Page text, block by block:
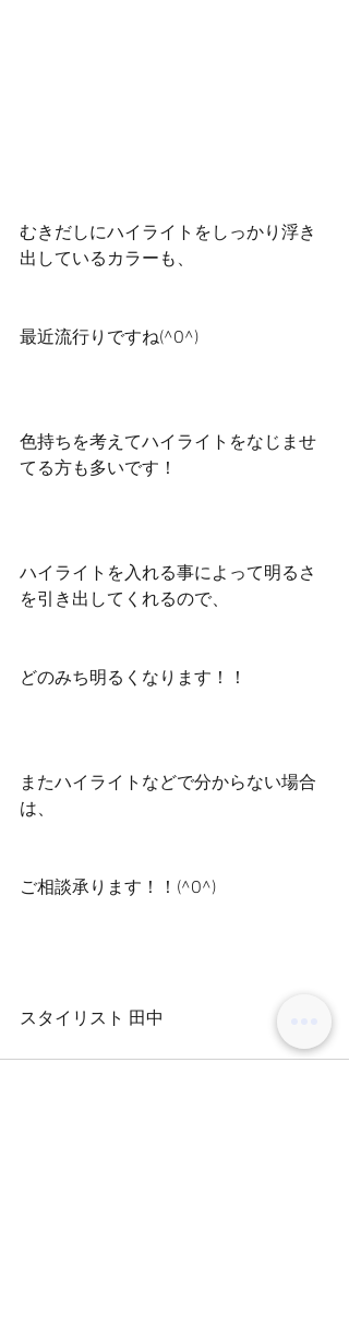
むきだしにハイライトをしっかり浮き
出しているカラーも、
最近流行りですね(^O^)
色持ちを考えてハイライトをなじませ
てる方も多いです！
ハイライトを入れる事によって明るさ
を引き出してくれるので、
どのみち明るくなります！！
またハイライトなどで分からない場合
は、
ご相談承ります！！(^O^)
スタイリスト 田中